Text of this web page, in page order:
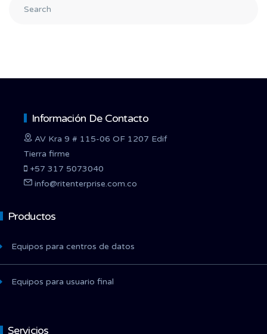
Información De Contacto
AV Kra 9 # 115-06 OF 1207 Edif
Tierra firme
+57 317 5073040
info@ritenterprise.com.co
Productos
Equipos para centros de datos
Equipos para usuario final
Servicios